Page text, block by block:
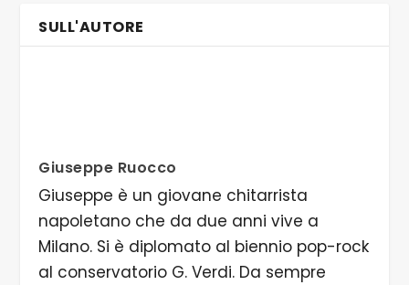
SULL'AUTORE
Giuseppe Ruocco
Giuseppe è un giovane chitarrista
napoletano che da due anni vive a
Milano. Si è diplomato al biennio pop-rock
al conservatorio G. Verdi. Da sempre